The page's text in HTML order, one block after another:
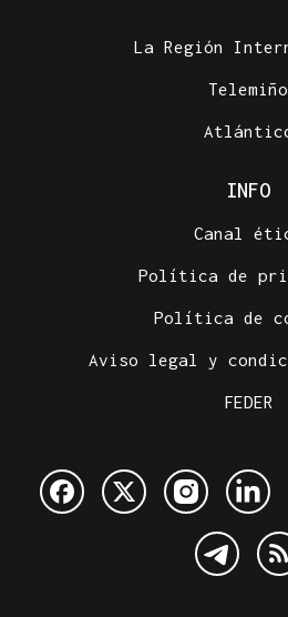
La Región
Telemiño
INFO
Canal
Política de
Política de
Aviso legal y
FEDER